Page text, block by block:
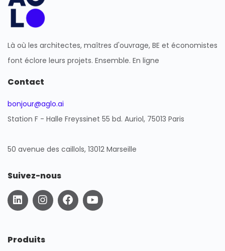
Là où les architectes, maîtres d'ouvrage, BE et économistes
font éclore leurs projets. Ensemble. En ligne
Contact
bonjour@aglo.ai
Station F - Halle Freyssinet 55 bd. Auriol, 75013 Paris
50 avenue des caillols, 13012 Marseille
Suivez-nous
L
i
n
e
d
I
n
s
a
g
F
a
c
Y
o
u
Produits